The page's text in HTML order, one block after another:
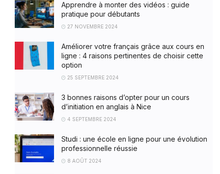
Apprendre à monter des vidéos : guide
pratique pour débutants
27 NOVEMBRE 2024
Améliorer votre français grâce aux cours en
ligne : 4 raisons pertinentes de choisir cette
option
25 SEPTEMBRE 2024
3 bonnes raisons d’opter pour un cours
d’initiation en anglais à Nice
4 SEPTEMBRE 2024
Studi : une école en ligne pour une évolution
professionnelle réussie
8 AOÛT 2024